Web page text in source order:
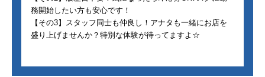
務開始したい方も安心です！
【その3】スタッフ同士も仲良し！アナタも一緒にお店を
盛り上げませんか？特別な体験が待ってますよ☆